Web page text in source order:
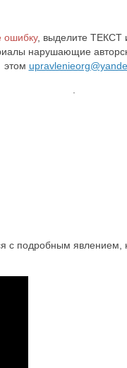
ошибку, выделите ТЕКСТ
нарушающие
этом
с подробным